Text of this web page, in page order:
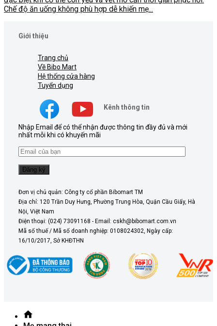
Chế độ ăn uống không phù hợp dễ khiến mẹ...
Giới thiệu
Trang chủ
Về Bibo Mart
Hệ thống cửa hàng
Tuyển dụng
Kênh thông tin
Nhập Email để có thể nhận được thông tin đầy đủ và mới
nhất mỗi khi có khuyến mãi
Đơn vị chủ quản: Công ty cổ phần Bibomart TM
Địa chỉ: 120 Trần Duy Hưng, Phường Trung Hòa, Quận Cầu Giấy, Hà
Nội, Việt Nam
Điện thoại: (024) 73091168 - Email: cskh@bibomart.com.vn
Mã số thuế / Mã số doanh nghiệp: 0108024302, Ngày cấp:
16/10/2017, Sở KHĐTHN